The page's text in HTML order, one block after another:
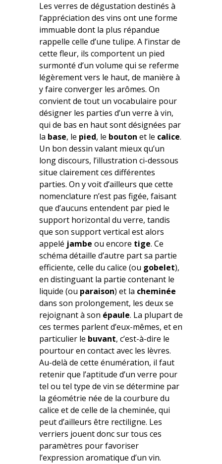
Les verres de dégustation destinés à
l’appréciation des vins ont une forme
immuable dont la plus répandue
rappelle celle d’une tulipe. A l’instar de
cette fleur, ils comportent un pied
surmonté d’un volume qui se referme
légèrement vers le haut, de manière à
y faire converger les arômes. On
convient de tout un vocabulaire pour
désigner les parties d’un verre à vin,
qui de bas en haut sont désignées par
la base, le pied, le bouton et le calice.
Un bon dessin valant mieux qu’un
long discours, l’illustration ci-dessous
situe clairement ces différentes
parties. On y voit d’ailleurs que cette
nomenclature n’est pas figée, faisant
que d’aucuns entendent par pied le
support horizontal du verre, tandis
que son support vertical est alors
appelé jambe ou encore tige. Ce
schéma détaille d’autre part sa partie
efficiente, celle du calice (ou gobelet),
en distinguant la partie contenant le
liquide (ou paraison) et la cheminée
dans son prolongement, les deux se
rejoignant à son épaule. La plupart de
ces termes parlent d’eux-mêmes, et en
particulier le buvant, c’est-à-dire le
pourtour en contact avec les lèvres.
Au-delà de cette énumération, il faut
retenir que l’aptitude d’un verre pour
tel ou tel type de vin se détermine par
la géométrie née de la courbure du
calice et de celle de la cheminée, qui
peut d’ailleurs être rectiligne. Les
verriers jouent donc sur tous ces
paramètres pour favoriser
l’expression aromatique d’un vin.